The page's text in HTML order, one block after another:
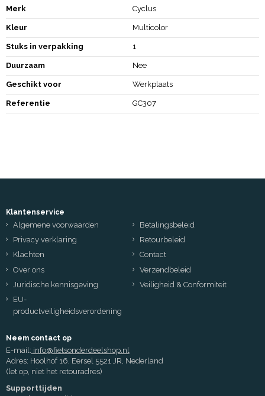
Merk Cyclus
Kleur Multicolor
Stuks in verpakking 1
Duurzaam Nee
Geschikt voor Werkplaats
Referentie GC307
Klantenservice
Algemene voorwaarden
Betalingsbeleid
Privacy verklaring
Retourbeleid
Klachten
Contact
Over ons
Verzendbeleid
Juridische kennisgeving
Veiligheid & Conformiteit
EU-
productveiligheidsverordening
Neem contact op
E-mail: info@fietsonderdeelshop.nl
Adres: Hoolhof 16, Eersel 5521 JR, Nederland
(let op, niet het retouradres)
Supporttijden